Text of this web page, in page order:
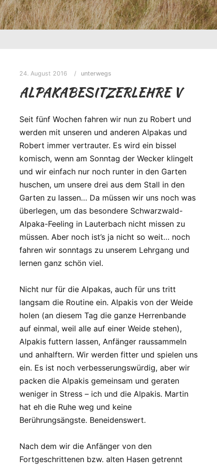
24. August 2016 unterwegs
ALPAKABESITZERLEHRE V
Seit fünf Wochen fahren wir nun zu Robert und
werden mit unseren und anderen Alpakas und
Robert immer vertrauter. Es wird ein bissel
komisch, wenn am Sonntag der Wecker klingelt
und wir einfach nur noch runter in den Garten
huschen, um unsere drei aus dem Stall in den
Garten zu lassen… Da müssen wir uns noch was
überlegen, um das besondere Schwarzwald-
Alpaka-Feeling in Lauterbach nicht missen zu
müssen. Aber noch ist’s ja nicht so weit… noch
fahren wir sonntags zu unserem Lehrgang und
lernen ganz schön viel.
Nicht nur für die Alpakas, auch für uns tritt
langsam die Routine ein. Alpakis von der Weide
holen (an diesem Tag die ganze Herrenbande
auf einmal, weil alle auf einer Weide stehen),
Alpakis futtern lassen, Anfänger raussammeln
und anhalftern. Wir werden fitter und spielen uns
ein. Es ist noch verbesserungswürdig, aber wir
packen die Alpakis gemeinsam und geraten
weniger in Stress – ich und die Alpakis. Martin
hat eh die Ruhe weg und keine
Berührungsängste. Beneidenswert.
Nach dem wir die Anfänger von den
Fortgeschrittenen bzw. alten Hasen getrennt